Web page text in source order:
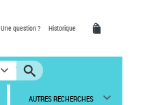
Une question ? Historique
AUTRES RECHERCHES